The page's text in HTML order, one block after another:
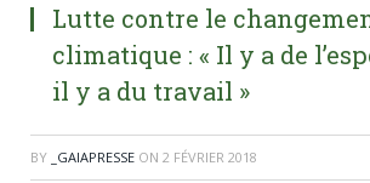
Lutte contre le
climatique : « Il y a de
il y a du travail »
BY _GAIAPRESSE ON 2 FÉVRIER 2018